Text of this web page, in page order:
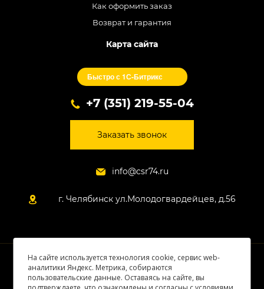
Как оформить заказ
Возврат и гарантия
Карта сайта
Быстро с 1С-Битрикс
+7 (351) 219-55-04
Заказать звонок
info@csr74.ru
г. Челябинск ул.Молодогвардейцев, д.56
© 2026 Все права защищены
На сайте используется технология cookie, сервис web-
аналитики Яндекс. Метрика, собираются
пользовательские данные. Оставаясь на сайте, вы